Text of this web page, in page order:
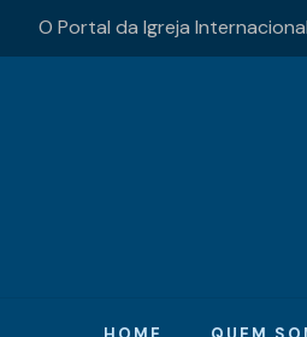
O Portal da Igreja